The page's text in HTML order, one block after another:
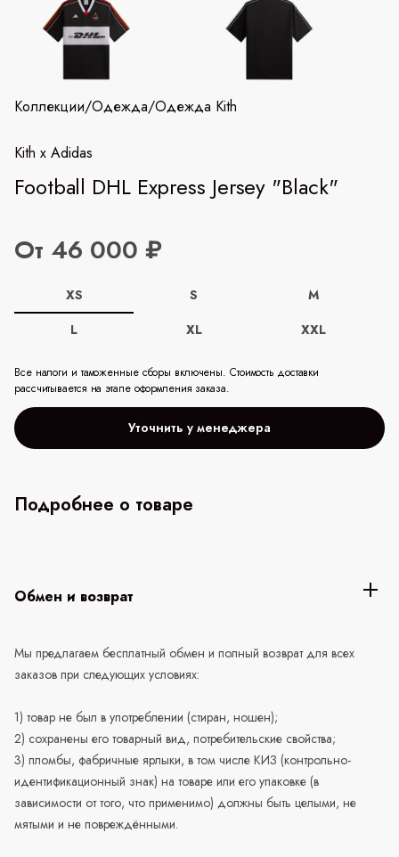
Коллекции/Одежда/Одежда Kith
Kith x Adidas
Football DHL Express Jersey "Black"
От 46 000 ₽
XS S
M
L
XL XXL
Все налоги и таможенные сборы включены. Стоимость доставки
рассчитывается на этапе оформления заказа.
Уточнить у менеджера
Подробнее о товаре
Обмен и возврат
Мы предлагаем бесплатный обмен и полный возврат для всех
заказов при следующих условиях:
1) товар не был в употреблении (стиран, ношен);
2) сохранены его товарный вид, потребительские свойства;
3) пломбы, фабричные ярлыки, в том числе КИЗ (контрольно-
идентификационный знак) на товаре или его упаковке (в
зависимости от того, что применимо) должны быть целыми, не
мятыми и не повреждёнными.